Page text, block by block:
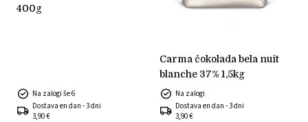
400g
Na zalogi še 6
Dostava en dan - 3 dni
3,90 €
carma čokolada bela nuit
blanche 37% 1,5kg
Na zalogi
Dostava en dan - 3 dni
3,90 €